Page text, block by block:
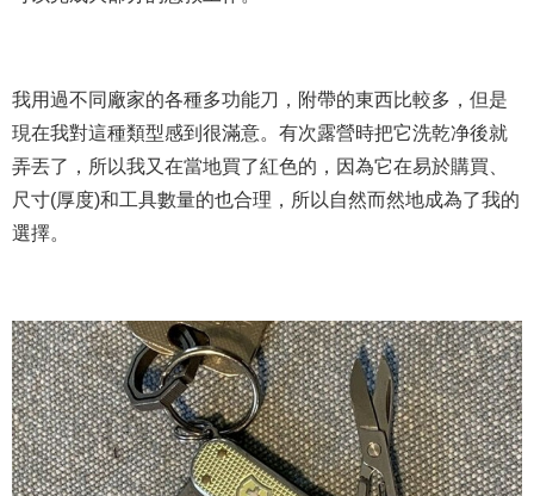
我用過不同廠家的各種多功能刀，附帶的東西比較多，但是
現在我對這種類型感到很滿意。有次露營時把它洗乾净後就
弄丟了，所以我又在當地買了紅色的，因為它在易於購買、
尺寸(厚度)和工具數量的也合理，所以自然而然地成為了我的
選擇。